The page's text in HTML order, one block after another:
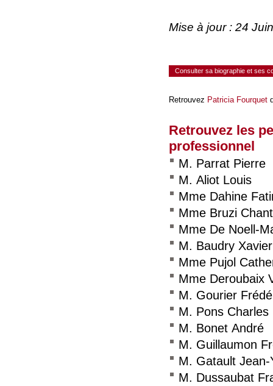
Mise à jour : 24
Consulter sa biographie et ses
Retrouvez Patricia Fourquet
Retrouvez les
professionnel
M. Parrat Pierre
M. Aliot Louis
Mme Dahine
Mme Bruzi
Mme De Noell-
M. Baudry Xavier
Mme Pujol
Mme Deroubaix
M. Gourier
M. Pons Charles
M. Bonet André
M. Guillaumon
M. Gatault Jean-
M. Dussaubat